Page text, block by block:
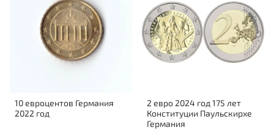
10 евроцентов Германия
2022 год
2 евро 2024 год 175 лет
Конституции Паульскирхе
Германия